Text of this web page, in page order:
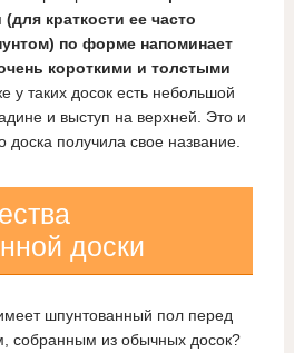
краткости ее часто
по форме напоминает
короткими и толстыми
у таких досок есть небольшой
и выступ на верхней. Это и
доска получила свое название.
доски
шпунтованный пол перед
собранным из обычных досок?